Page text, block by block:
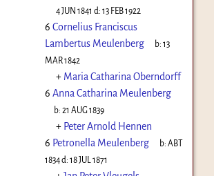
4 JUN 1841 d: 13 FEB 1922
6 Cornelius Franciscus
Lambertus Meulenberg
b:13
MAR 1842
+ Maria Catharina Oberndorff
6 Anna Catharina Meulenberg
b:21 AUG 1839
+ Peter Arnold Hennen
6 Petronella Meulenberg b:ABT
1834d: 18 JUL 1871